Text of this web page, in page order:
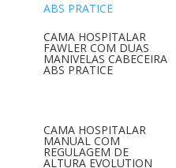
CAMA HOSPITALAR
FAWLER COM DUAS
MANIVELAS CABECEIRA
ABS PRATICE
CAMA HOSPITALAR
MANUAL COM
REGULAGEM DE
ALTURA EVOLUTION